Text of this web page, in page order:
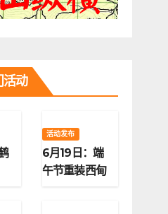
活动
活动发布
6月19日：端
午节重装西甸